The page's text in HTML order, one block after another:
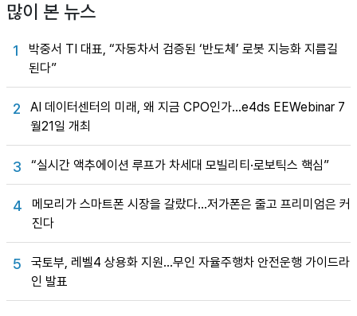
많이 본 뉴스
1
박중서 TI 대표, “자동차서 검증된 ‘반도체’ 로봇 지능화 지름길
된다”
2
AI 데이터센터의 미래, 왜 지금 CPO인가…e4ds EEWebinar 7
월21일 개최
3 “실시간 액추에이션 루프가 차세대 모빌리티·로보틱스 핵심”
4
메모리가 스마트폰 시장을 갈랐다…저가폰은 줄고 프리미엄은 커
진다
5
국토부, 레벨4 상용화 지원…무인 자율주행차 안전운행 가이드라
인 발표